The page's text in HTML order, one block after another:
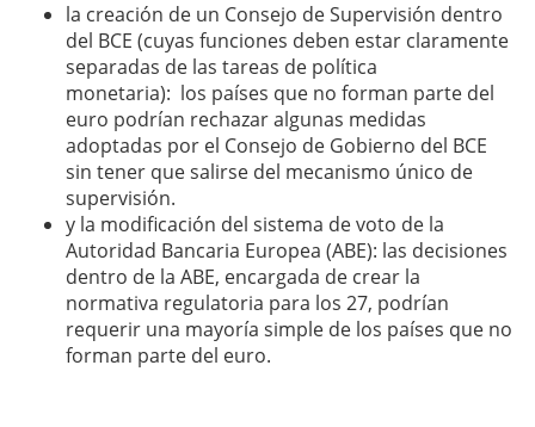
la creación de un Consejo de Supervisión dentro
del BCE (cuyas funciones deben estar claramente
separadas de las tareas de política
monetaria): los países que no forman parte del
euro podrían rechazar algunas medidas
adoptadas por el Consejo de Gobierno del BCE
sin tener que salirse del mecanismo único de
supervisión.
y la modificación del sistema de voto de la
Autoridad Bancaria Europea (ABE): las decisiones
dentro de la ABE, encargada de crear la
normativa regulatoria para los 27, podrían
requerir una mayoría simple de los países que no
forman parte del euro.